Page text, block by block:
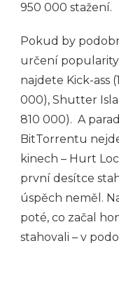
950 000 stažení.
Pokud by
určení
najdete Kick-ass
000), Shutter
810 000). A
BitTorrentu
kinech – Hurt
první desítce
úspěch neměl.
poté, co začal
stahovali – v